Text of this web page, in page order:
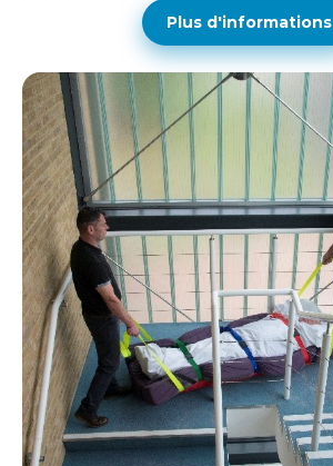
Plus d'informations